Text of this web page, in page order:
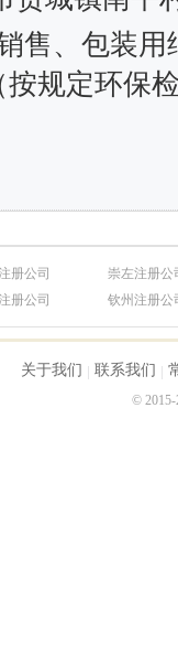
售、包装
规定环保
册公司
崇左注册公
册公司 钦州注册公
关于我们 联系我们
© 2015-